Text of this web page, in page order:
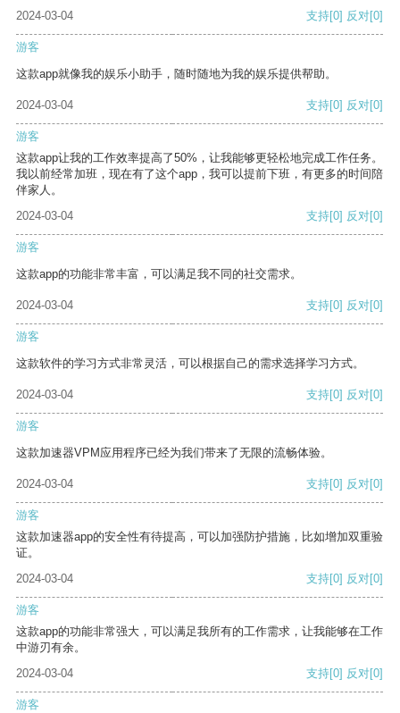
2024-03-04 支持[0] 反对[0]
游客
这款app就像我的娱乐小助手，随时随地为我的娱乐提供帮助。
2024-03-04 支持[0] 反对[0]
游客
这款app让我的工作效率提高了50%，让我能够更轻松地完成工作任务。
我以前经常加班，现在有了这个app，我可以提前下班，有更多的时间陪
伴家人。
2024-03-04
支持[0] 反对[0]
游客
这款app的功能非常丰富，可以满足我不同的社交需求。
2024-03-04 支持[0] 反对[0]
游客
这款软件的学习方式非常灵活，可以根据自己的需求选择学习方式。
2024-03-04 支持[0] 反对[0]
游客
这款加速器VPM应用程序已经为我们带来了无限的流畅体验。
2024-03-04 支持[0] 反对[0]
游客
这款加速器app的安全性有待提高，可以加强防护措施，比如增加双重验
证。
2024-03-04
支持[0] 反对[0]
游客
这款app的功能非常强大，可以满足我所有的工作需求，让我能够在工作
中游刃有余。
2024-03-04
支持[0] 反对[0]
游客